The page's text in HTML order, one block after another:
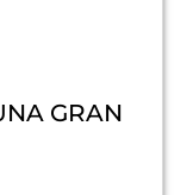
GRAN